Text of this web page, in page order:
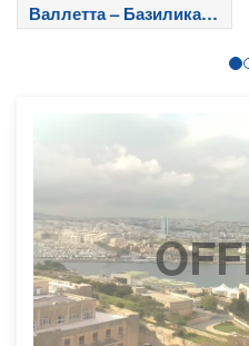
Валлетта – Базилика
Богоматери на горе